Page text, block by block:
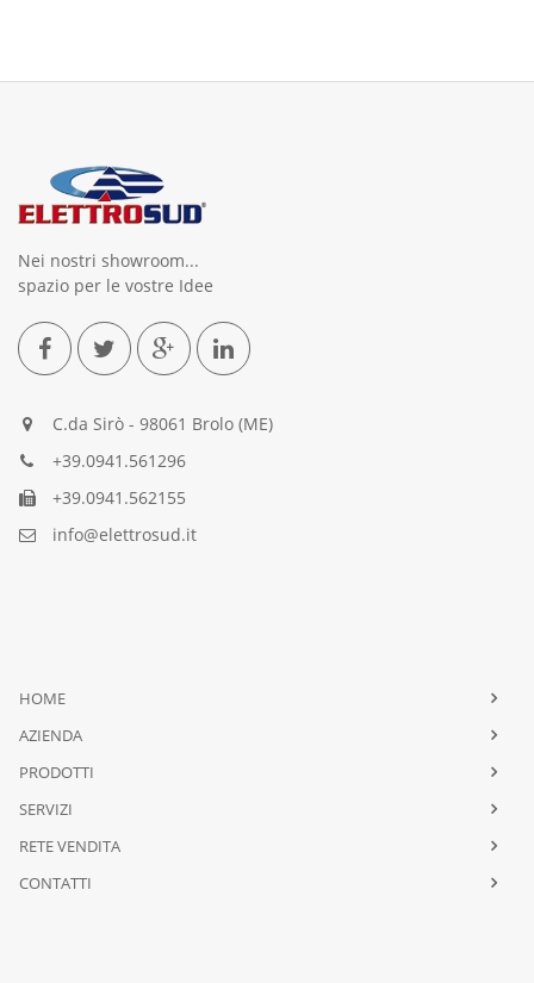
Nei nostri showroom...
spazio per le vostre Idee
C.da Sirò - 98061 Brolo (ME)
+39.0941.561296
+39.0941.562155
info@elettrosud.it
HOME
AZIENDA
PRODOTTI
SERVIZI
RETE VENDITA
CONTATTI